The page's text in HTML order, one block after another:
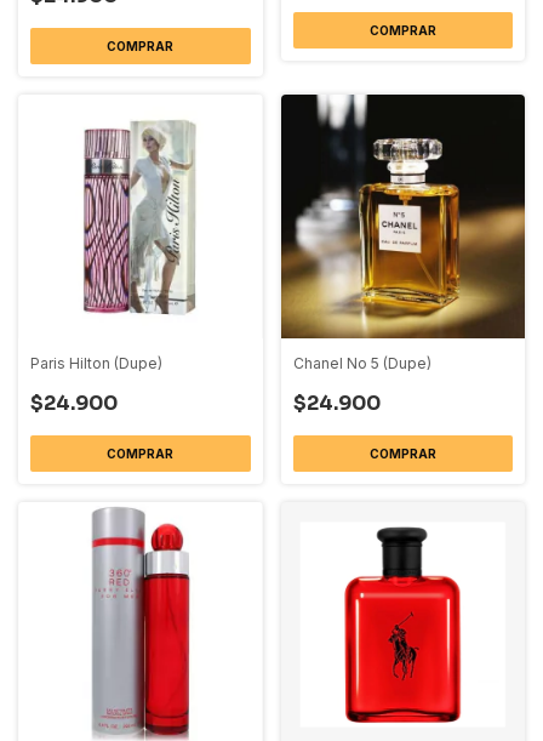
COMPRAR
COMPRAR
Paris Hilton (Dupe)
$24.900
COMPRAR
Chanel No 5 (Dupe)
$24.900
COMPRAR